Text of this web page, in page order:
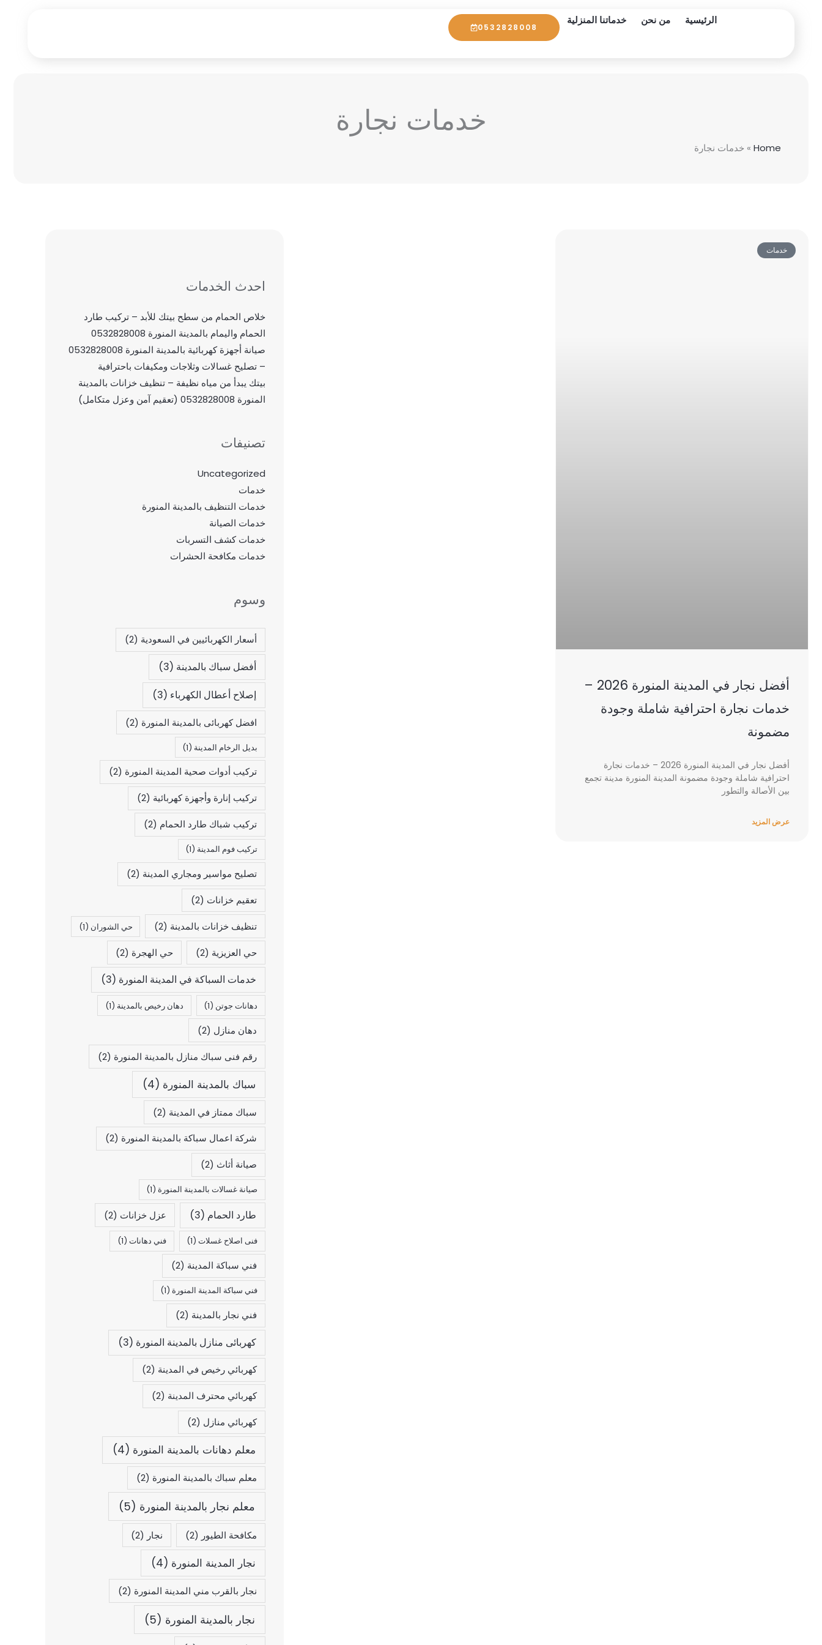
الرئيسية من نحن خدماتنا المنزلية
0532828008
خدمات نجارة
Home
» خدمات نجارة
خدمات
أفضل نجار في المدينة المنورة 2026 –
خدمات نجارة احترافية شاملة وجودة
مضمونة
أفضل نجار في المدينة المنورة 2026 – خدمات نجارة
احترافية شاملة وجودة مضمونة المدينة المنورة مدينة تجمع
بين الأصالة والتطور
عرض المزيد
احدث الخدمات
خلاص الحمام من سطح بيتك للأبد – تركيب طارد
الحمام واليمام بالمدينة المنورة 0532828008
صيانة أجهزة كهربائية بالمدينة المنورة 0532828008
– تصليح غسالات وثلاجات ومكيفات باحترافية
بيتك يبدأ من مياه نظيفة – تنظيف خزانات بالمدينة
المنورة 0532828008 (تعقيم آمن وعزل متكامل)
تصنيفات
Uncategorized
خدمات
خدمات التنظيف بالمدينة المنورة
خدمات الصيانة
خدمات كشف التسربات
خدمات مكافحة الحشرات
وسوم
أسعار الكهربائيين في السعودية (2)
أفضل سباك بالمدينة (3)
إصلاح أعطال الكهرباء (3)
افضل كهربائى بالمدينة المنورة (2)
بديل الرخام المدينة (1)
تركيب أدوات صحية المدينة المنورة (2)
تركيب إنارة وأجهزة كهربائية (2)
تركيب شباك طارد الحمام (2)
تركيب فوم المدينة (1)
تصليح مواسير ومجاري المدينة (2)
تعقيم خزانات (2)
تنظيف خزانات بالمدينة (2) حي الشوران (1)
حي العزيزية (2) حي الهجرة (2)
خدمات السباكة في المدينة المنورة (3)
دهانات جوتن (1) دهان رخيص بالمدينة (1)
دهان منازل (2)
رقم فنى سباك منازل بالمدينة المنورة (2)
سباك بالمدينة المنورة (4)
سباك ممتاز في المدينة (2)
شركة اعمال سباكة بالمدينة المنورة (2)
صيانة أثاث (2)
صيانة غسالات بالمدينة المنورة (1)
طارد الحمام (3) عزل خزانات (2)
فنى اصلاح غسلات(1) فني دهانات (1)
فني سباكة المدينة (2)
فني سباكة المدينة المنورة (1)
فني نجار بالمدينة (2)
كهربائى منازل بالمدينة المنورة (3)
كهربائي رخيص في المدينة (2)
كهربائي محترف المدينة (2)
كهربائي منازل (2)
معلم دهانات بالمدينة المنورة (4)
معلم سباك بالمدينة المنورة (2)
معلم نجار بالمدينة المنورة (5)
مكافحة الطيور (2) نجار (2)
نجار المدينة المنورة (4)
نجار بالقرب مني المدينة المنورة (2)
نجار بالمدينة المنورة (5)